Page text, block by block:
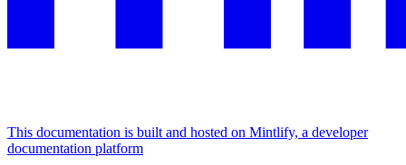
This documentation is built and hosted on Mintlify, a developer
documentation platform